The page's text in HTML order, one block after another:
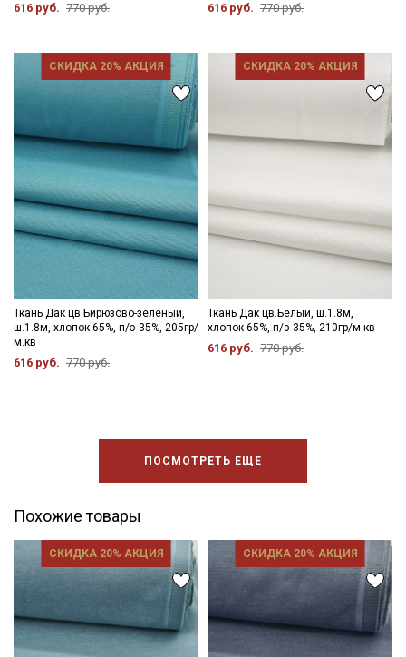
616 руб. 770 руб. 616 руб. 770 руб.
СКИДКА 20% АКЦИЯ
Ткань Дак цв.Бирюзово-зеленый,
ш.1.8м, хлопок-65%, п/э-35%, 205гр/
м.кв
616 руб. 770 руб.
СКИДКА 20% АКЦИЯ
Ткань Дак цв.Белый, ш.1.8м,
хлопок-65%, п/э-35%, 210гр/м.кв
616 руб. 770 руб.
ПОСМОТРЕТЬ ЕЩЕ
Похожие товары
СКИДКА 20% АКЦИЯ СКИДКА 20% АКЦИЯ